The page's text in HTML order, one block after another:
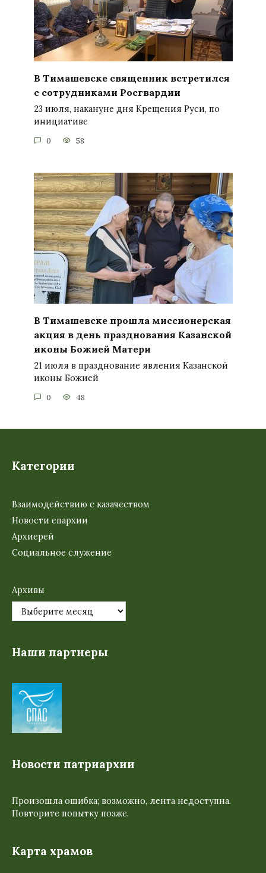
В Тимашевске священник встретился
с сотрудниками Росгвардии
23 июля, накануне дня Крещения Руси, по
инициативе
0 58
В Тимашевске прошла миссионерская
акция в день празднования Казанской
иконы Божией Матери
21 июля в празднование явления Казанской
иконы Божией
0 48
Категории
Взаимодействию с казачеством
Новости епархии
Архиерей
Социальное служение
Архивы
Наши партнеры
Новости патриархии
Произошла ошибка; возможно, лента недоступна.
Повторите попытку позже.
Карта храмов